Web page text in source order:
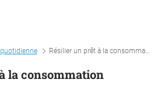
Résilier un prêt à la consommation
la consommation